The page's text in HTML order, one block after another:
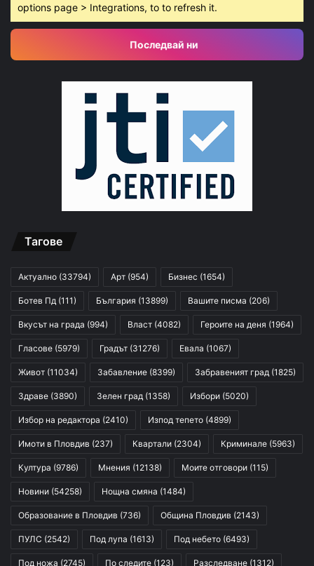
options page > Integrations, to to refresh it.
Последвай ни
Тагове
Актуално (33794) Арт (954) Бизнес (1654)
Ботев Пд (111) България (13899) Вашите писма (206)
Вкусът на града (994) Власт (4082) Героите на деня (1964)
Гласове (5979) Градът (31276) Евала (1067)
Живот (11034) Забавление (8399) Забравеният град (1825)
Здраве (3890) Зелен град (1358) Избори (5020)
Избор на редактора (2410) Изпод тепето (4899)
Имоти в Пловдив (237) Квартали (2304) Криминале (5963)
Култура (9786) Мнения (12138) Моите отговори (115)
Новини (54258) Нощна смяна (1484)
Образование в Пловдив (736) Община Пловдив (2143)
ПУЛС (2542) Под лупа (1613) Под небето (6493)
Под ножа (2745) По следите (123) Разследване (1312)